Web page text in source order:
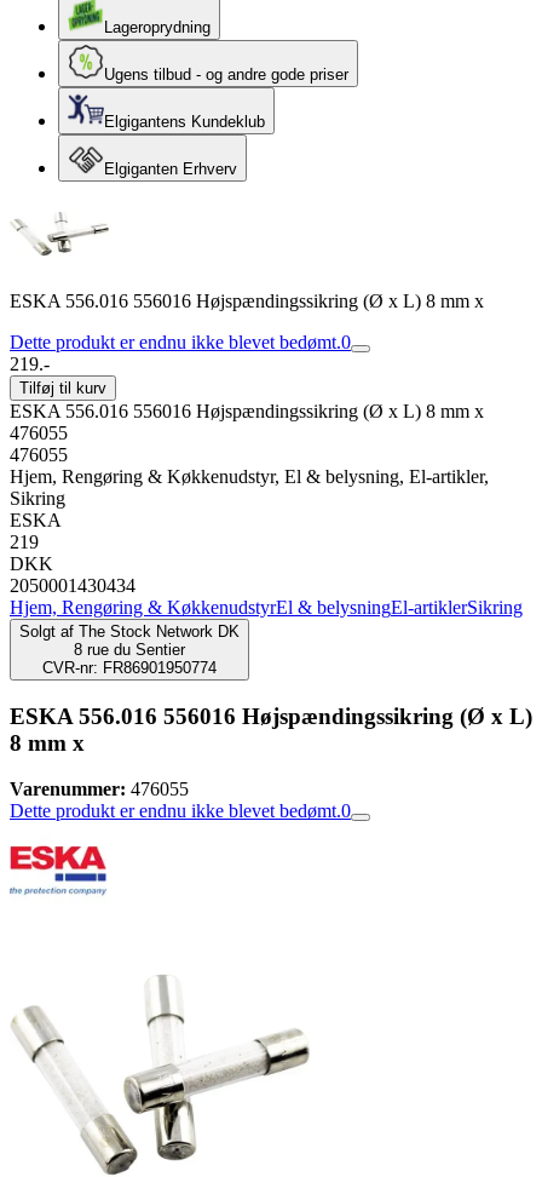
Lageroprydning
Ugens tilbud - og andre gode priser
Elgigantens Kundeklub
Elgiganten Erhverv
ESKA 556.016 556016 Højspændingssikring (Ø x L) 8 mm x
Dette produkt er endnu ikke blevet bedømt.0
219.-
Tilføj til kurv
ESKA 556.016 556016 Højspændingssikring (Ø x L) 8 mm x
476055
476055
Hjem, Rengøring & Køkkenudstyr, El & belysning, El-artikler,
Sikring
ESKA
219
DKK
2050001430434
Hjem, Rengøring & KøkkenudstyrEl & belysningEl-artiklerSikring
Solgt af The Stock Network DK
8 rue du Sentier
CVR-nr: FR86901950774
ESKA 556.016 556016 Højspændingssikring (Ø x L)
8 mm x
Varenummer: 476055
Dette produkt er endnu ikke blevet bedømt.0